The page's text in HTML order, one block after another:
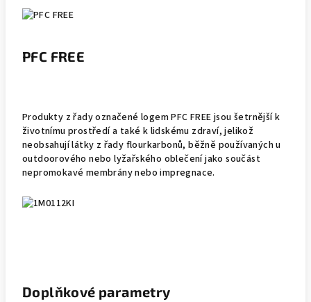
PFC FREE
Produkty z řady označené logem PFC FREE jsou šetrnější k
životnímu prostředí a také k lidskému zdraví, jelikož
neobsahují látky z řady flourkarbonů, běžně používaných u
outdoorového nebo lyžařského oblečení jako součást
nepromokavé membrány nebo impregnace.
Doplňkové parametry